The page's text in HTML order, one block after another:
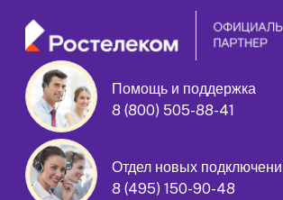
Помощь и поддержка
8 (800) 505-88-41
Отдел новых
8 (495) 150-90-48
Харьковская улица дом
Домашний